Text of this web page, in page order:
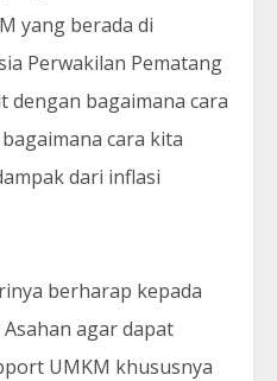
yang berada di
Perwakilan Pematang
bagaimana cara
cara kita
dari inflasi
berharap kepada
agar dapat
UMKM khususnya